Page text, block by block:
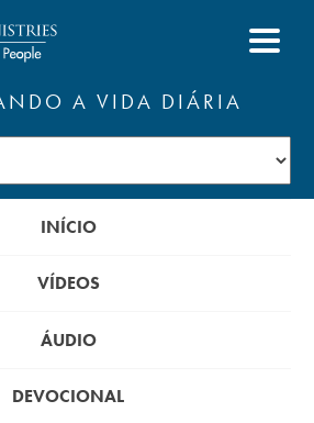
A VIDA DIÁRIA
INÍCIO
VÍDEOS
ÁUDIO
DEVOCIONAL